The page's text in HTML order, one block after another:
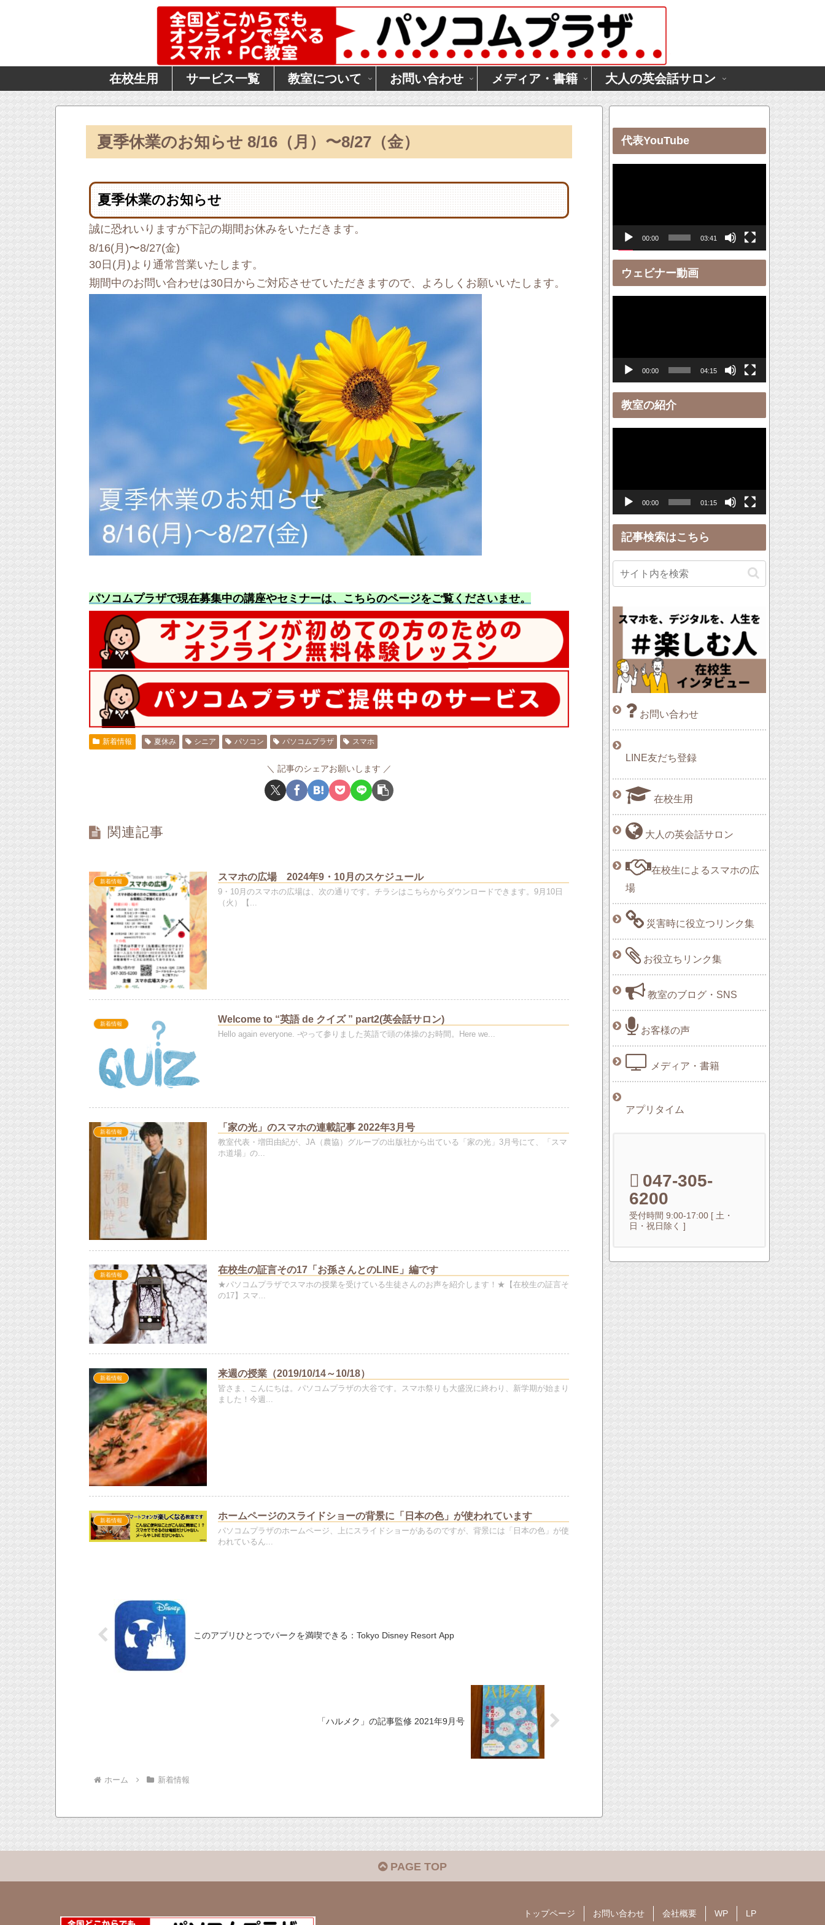
在校生用 サービス一覧 教室について お問い合わせ メディア・書籍 大人の英会話サロン
夏季休業のお知らせ 8/16（月）〜8/27（金）
夏季休業のお知らせ
誠に恐れいりますが下記の期間お休みをいただきます。
8/16(月)〜8/27(金)
30日(月)より通常営業いたします。
期間中のお問い合わせは30日からご対応させていただきますので、よろしくお願いいたします。
パソコムプラザで現在募集中の講座やセミナーは、こちらのページをご覧くださいませ。
新着情報 夏休み シニア パソコン パソコムプラザ スマホ
記事のシェアお願いします
関連記事
新着情報 スマホの広場 2024年9・10月のスケジュール
9・10月のスマホの広場は、次の通りです。チラシはこちらからダウンロードできます。9月10日
（火）【...
新着情報 Welcome to “英語 de クイズ ” part2(英会話サロン)
Hello again everyone. -やって参りました英語で頭の体操のお時間。Here we...
新着情報 「家の光」のスマホの連載記事 2022年3月号
教室代表・増田由紀が、JA（農協）グループの出版社から出ている「家の光」3月号にて、「スマ
ホ道場」の...
新着情報 在校生の証言その17「お孫さんとのLINE」編です
★パソコムプラザでスマホの授業を受けている生徒さんのお声を紹介します！★【在校生の証言そ
の17】スマ...
新着情報 来週の授業（2019/10/14～10/18）
皆さま、こんにちは。パソコムプラザの大谷です。スマホ祭りも大盛況に終わり、新学期が始まり
ました！今週...
新着情報 ホームページのスライドショーの背景に「日本の色」が使われています
パソコムプラザのホームページ、上にスライドショーがあるのですが、背景には「日本の色」が使
われているん...
このアプリひとつでパークを満喫できる：Tokyo Disney Resort App
「ハルメク」の記事監修 2021年9月号
ホーム 新着情報
代表YouTube
レ
ヤ
00:00 03:41
ウェビナー動画
レ
ヤ
ー
00:00 04:15
教室の紹介
レ
ヤ
ー
00:00 01:15
記事検索はこちら
お問い合わせ
LINE友だち登録
在校生用
大人の英会話サロン
在校生によるスマホの広
場
災害時に役立つリンク集
お役立ちリンク集
教室のブログ・SNS
お客様の声
メディア・書籍
アプリタイム
047-305-
6200
受付時間 9:00-17:00 [ 土・
日・祝日除く ]
PAGE TOP
トップページ お問い合わせ 会社概要 WP LP